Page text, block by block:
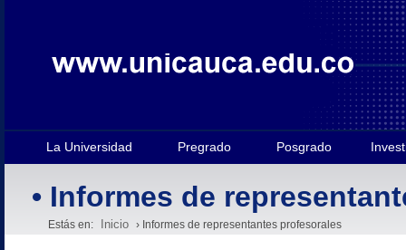
La Universidad Pregrado Posgrado
• Informes de
Estás en: Inicio › Informes de representantes profesorales